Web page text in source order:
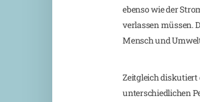
ebenso wie der
verlassen müssen.
Mensch und
Zeitgleich diskutiert
unterschiedlichen